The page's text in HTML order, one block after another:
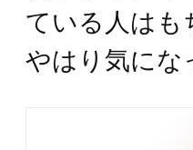
ている人はも
やはり気に